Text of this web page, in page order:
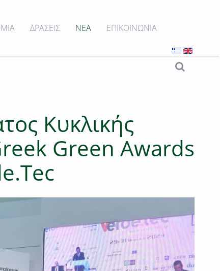
ΔΡΑΣΕΙΣ ΝΕΑ ΕΠΙΚΟΙΝΩΝΙΑ
Κυκλικής
Green Awards